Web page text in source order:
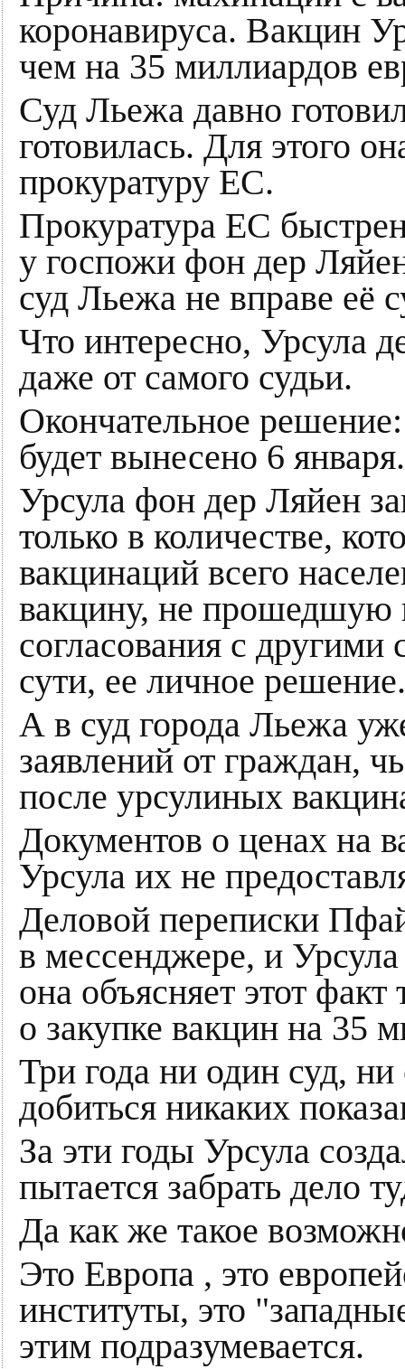
коронавируса. Вакцин
чем на 35 миллиардов
Суд Льежа давно
готовилась. Для этого
прокуратуру ЕС.
Прокуратура ЕС
у госпожи фон дер
суд Льежа не вправе её
Что интересно, Урсула
даже от самого судьи.
Окончательное
будет вынесено 6 января.
Урсула фон дер Ляйен
только в количестве,
вакцинаций всего
вакцину, не прошедшую
согласования с
сути, ее личное решение.
А в суд города Льежа
заявлений от граждан,
после урсулиных
Документов о ценах на
Урсула их не
Деловой переписки
в мессенджере, и
она объясняет этот
о закупке вакцин на 35
Три года ни один суд,
добиться никаких
За эти годы Урсула
пытается забрать дело
Да как же такое
Это Европа , это
институты, это
этим подразумевается.